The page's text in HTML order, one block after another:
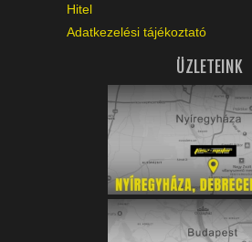
Hitel
Adatkezelési tájékoztató
ÜZLETEINK